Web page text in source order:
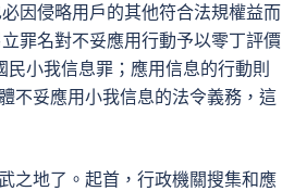
因侵略用戶的其他符合法規權益而
罪名對不妥應用行動予以零丁評價
小我信息罪；應用信息的行動則
不妥應用小我信息的法令義務，這
之地了。起首，行政機關搜集和應